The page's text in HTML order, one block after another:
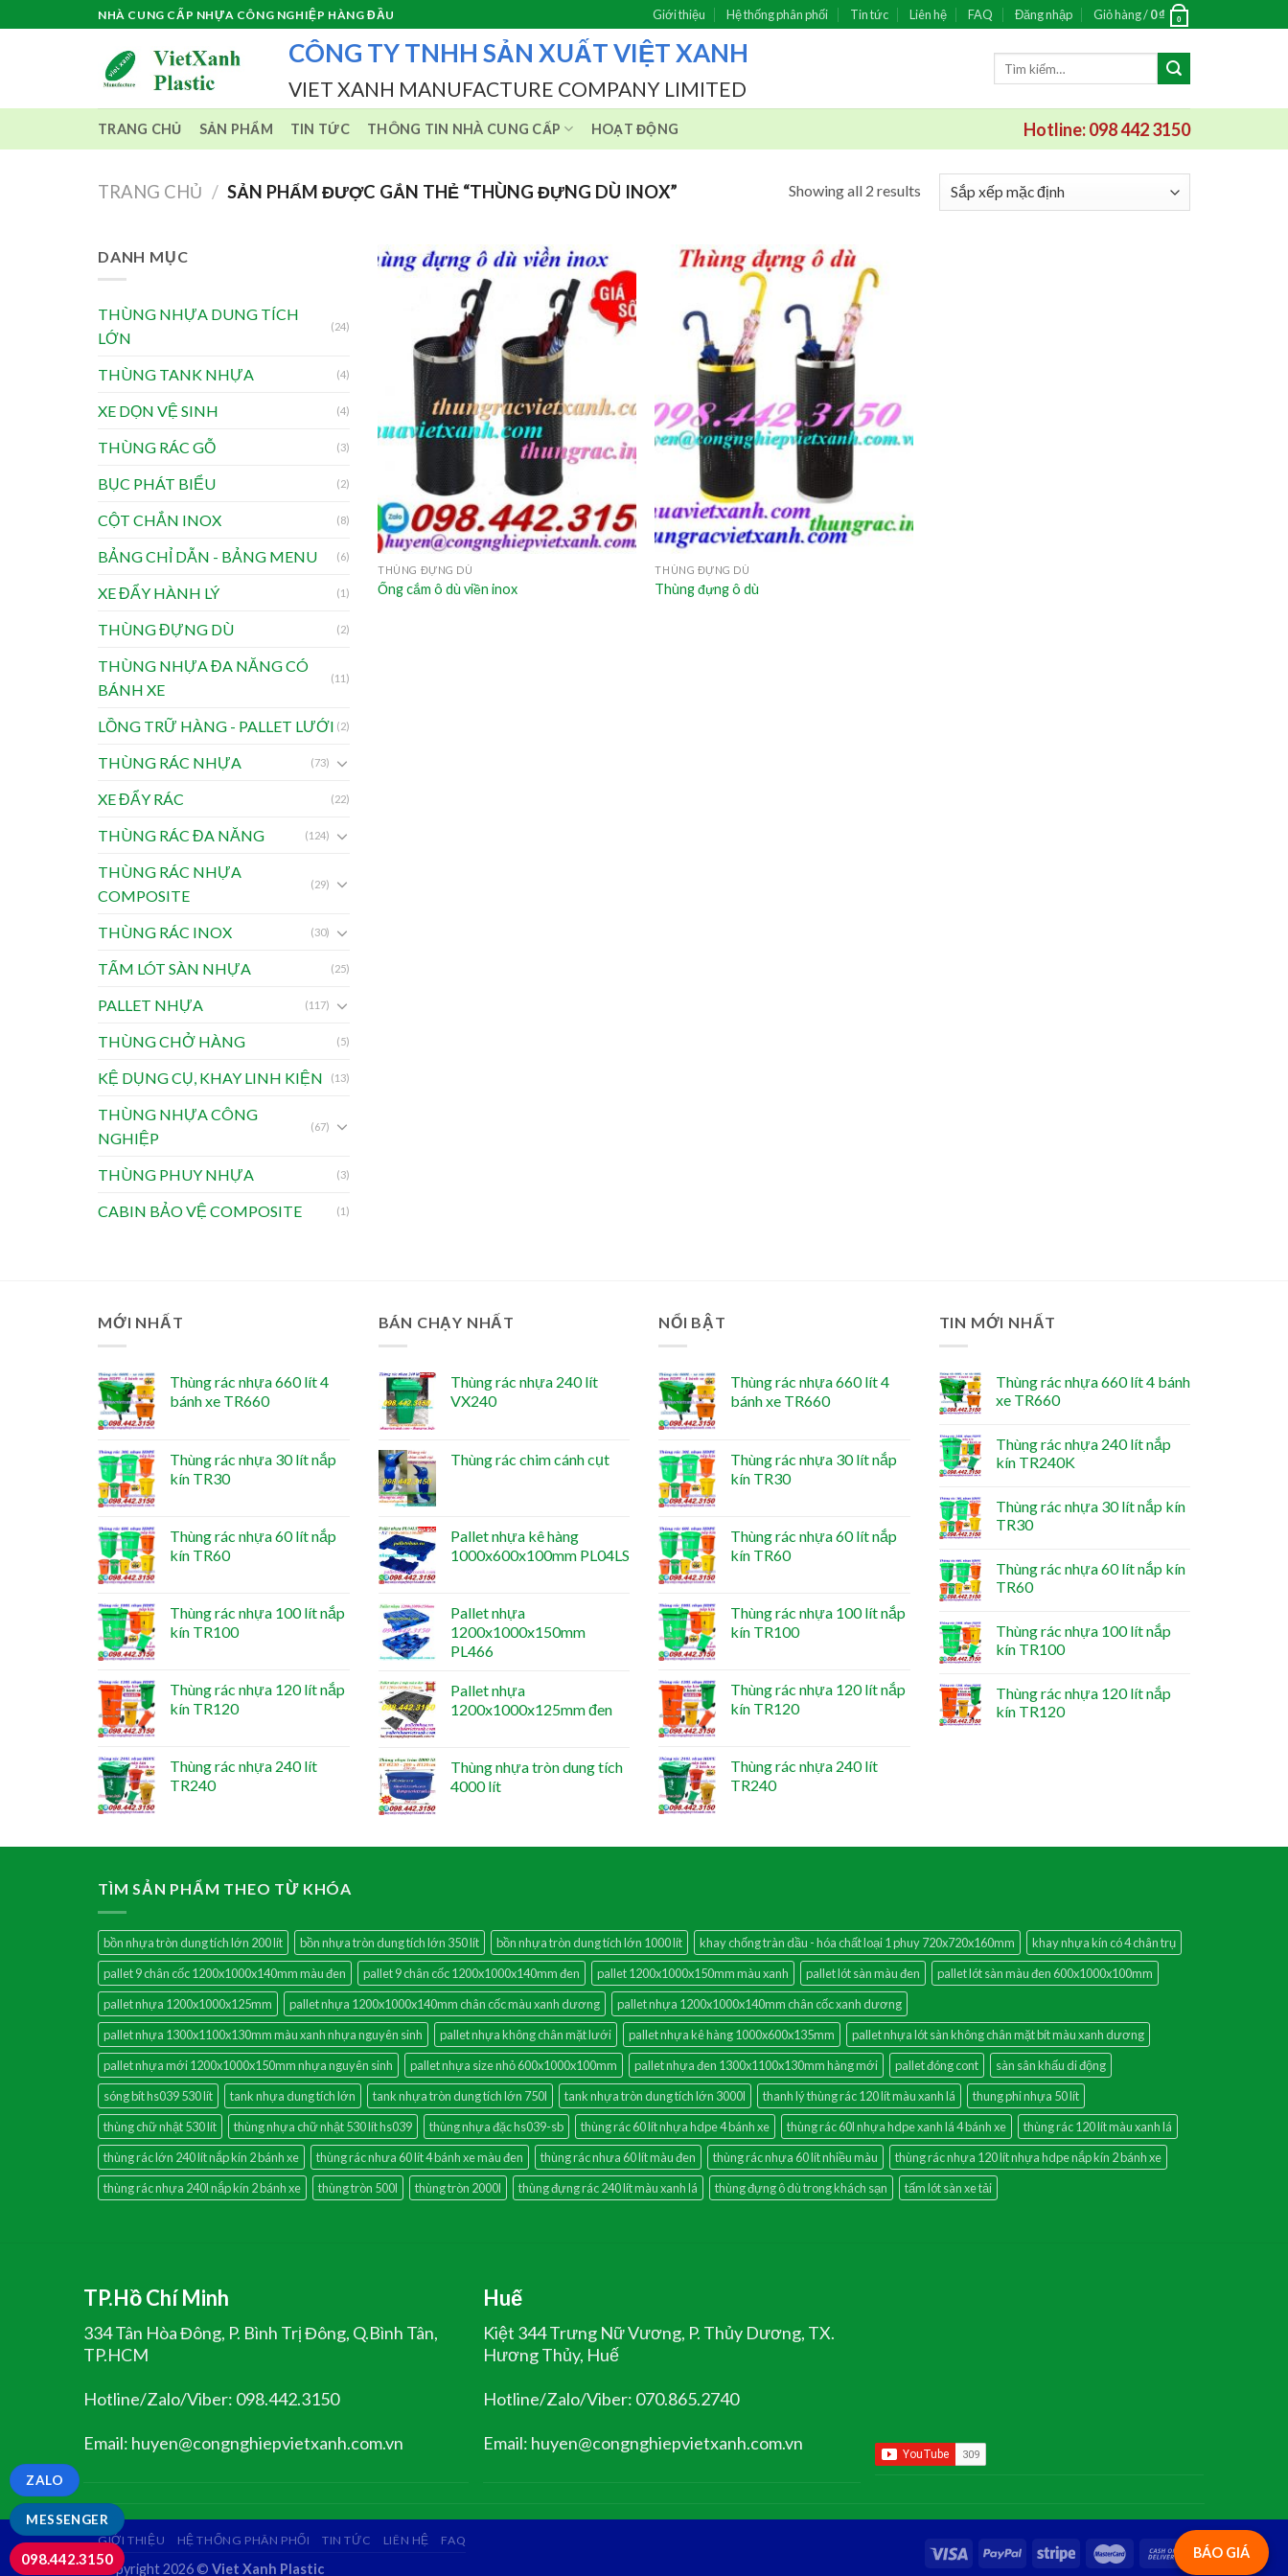
to
NHÀ CUNG CẤP NHỰA CÔNG NGHIỆP HÀNG ĐẦU Giới thiệu Hệ thống phân phối Tin tức Liên hệ FAQ Đăng nhập Giỏ hàng /0₫ 0
CÔNG TY TNHH SẢN XUẤT VIỆT XANH
VIET XANH MANUFACTURE COMPANY LIMITED
TRANG CHỦ SẢN PHẨM TIN TỨC THÔNG TIN NHÀ CUNG CẤP HOẠT ĐỘNG Hotline: 098 442 3150
TRANG CHỦ / SẢN PHẨM ĐƯỢC GẮN THẺ “THÙNG ĐỰNG DÙ INOX” Showing all 2 results
DANH MỤC
THÙNG NHỰA DUNG TÍCH
LỚN
(24)
THÙNG TANK NHỰA (4)
XE DỌN VỆ SINH (4)
THÙNG RÁC GỖ (3)
BỤC PHÁT BIỂU (2)
CỘT CHẮN INOX (8)
BẢNG CHỈ DẪN - BẢNG MENU (6)
XE ĐẨY HÀNH LÝ (1)
THÙNG ĐỰNG DÙ (2)
THÙNG NHỰA ĐA NĂNG CÓ
BÁNH XE
(11)
LỒNG TRỮ HÀNG - PALLET LƯỚI (2)
THÙNG RÁC NHỰA (73)
XE ĐẨY RÁC (22)
THÙNG RÁC ĐA NĂNG (124)
THÙNG RÁC NHỰA
COMPOSITE
(29)
THÙNG RÁC INOX (30)
TẤM LÓT SÀN NHỰA (25)
PALLET NHỰA (117)
THÙNG CHỞ HÀNG (5)
KỆ DỤNG CỤ, KHAY LINH KIỆN (13)
THÙNG NHỰA CÔNG
NGHIỆP
(67)
THÙNG PHUY NHỰA (3)
CABIN BẢO VỆ COMPOSITE (1)
THÙNG ĐỰNG DÙ
Ống cắm ô dù viền inox
THÙNG ĐỰNG DÙ
Thùng đựng ô dù
MỚI NHẤT
Thùng rác nhựa 660 lít 4
bánh xe TR660
Thùng rác nhựa 30 lít nắp
kín TR30
Thùng rác nhựa 60 lít nắp
kín TR60
Thùng rác nhựa 100 lít nắp
kín TR100
Thùng rác nhựa 120 lít nắp
kín TR120
Thùng rác nhựa 240 lít
TR240
BÁN CHẠY NHẤT
Thùng rác nhựa 240 lít
VX240
Thùng rác chim cánh cụt
Pallet nhựa kê hàng
1000x600x100mm PL04LS
Pallet nhựa
1200x1000x150mm
PL466
Pallet nhựa
1200x1000x125mm đen
Thùng nhựa tròn dung tích
4000 lít
NỔI BẬT
Thùng rác nhựa 660 lít 4
bánh xe TR660
Thùng rác nhựa 30 lít nắp
kín TR30
Thùng rác nhựa 60 lít nắp
kín TR60
Thùng rác nhựa 100 lít nắp
kín TR100
Thùng rác nhựa 120 lít nắp
kín TR120
Thùng rác nhựa 240 lít
TR240
TIN MỚI NHẤT
Thùng rác nhựa 660 lít 4 bánh
xe TR660
Thùng rác nhựa 240 lít nắp
kín TR240K
Thùng rác nhựa 30 lít nắp kín
TR30
Thùng rác nhựa 60 lít nắp kín
TR60
Thùng rác nhựa 100 lít nắp
kín TR100
Thùng rác nhựa 120 lít nắp
kín TR120
TÌM SẢN PHẨM THEO TỪ KHÓA
bồn nhựa tròn dung tích lớn 200 lít bồn nhựa tròn dung tích lớn 350 lít bồn nhựa tròn dung tích lớn 1000 lít khay chống tràn dầu - hóa chất loại 1 phuy 720x720x160mm
khay nhựa kín có 4 chân trụ
pallet 9 chân cốc 1200x1000x140mm màu đen
pallet 9 chân cốc 1200x1000x140mm đen pallet 1200x1000x150mm màu xanh pallet lót sàn màu đen
pallet lót sàn màu đen 600x1000x100mm
pallet nhựa 1200x1000x125mm
pallet nhựa 1200x1000x140mm chân cốc màu xanh dương
pallet nhựa 1200x1000x140mm chân cốc xanh dương
pallet nhựa 1300x1100x130mm màu xanh nhựa nguyên sinh
pallet nhựa không chân mặt lưới pallet nhựa kê hàng 1000x600x135mm
pallet nhựa lót sàn không chân mặt bít màu xanh dương
pallet nhựa mới 1200x1000x150mm nhựa nguyên sinh
pallet nhựa size nhỏ 600x1000x100mm pallet nhựa đen 1300x1100x130mm hàng mới pallet đóng cont
sàn sân khấu di động
sóng bít hs039 530 lít
tank nhựa dung tích lớn tank nhựa tròn dung tích lớn 750l tank nhựa tròn dung tích lớn 3000l thanh lý thùng rác 120 lít màu xanh lá
thung phi nhựa 50 lít
thùng chữ nhật 530 lít
thùng nhựa chữ nhật 530 lít hs039 thùng nhựa đặc hs039-sb thùng rác 60 lít nhựa hdpe 4 bánh xe thùng rác 60l nhựa hdpe xanh lá 4 bánh xe
thùng rác 120 lít màu xanh lá
thùng rác lớn 240 lít nắp kín 2 bánh xe
thùng rác nhưa 60 lít 4 bánh xe màu đen thùng rác nhưa 60 lít màu đen thùng rác nhựa 60 lít nhiều màu
thùng rác nhựa 120 lít nhựa hdpe nắp kín 2 bánh xe
thùng rác nhựa 240l nắp kín 2 bánh xe
thùng tròn 500l thùng tròn 2000l thùng đựng rác 240 lít màu xanh lá thùng đựng ô dù trong khách sạn tấm lót sàn xe tải
TP.Hồ Chí Minh
334 Tân Hòa Đông, P. Bình Trị Đông, Q.Bình Tân,
TP.HCM
Hotline/Zalo/Viber: 098.442.3150
Email: huyen@congnghiepvietxanh.com.vn
Huế
Kiệt 344 Trưng Nữ Vương, P. Thủy Dương, TX.
Hương Thủy, Huế
Hotline/Zalo/Viber: 070.865.2740
Email: huyen@congnghiepvietxanh.com.vn
BÁO GIÁ
GIỚI THIỆU HỆ THỐNG PHÂN PHỐI TIN TỨC LIÊN HỆ FAQ
Copyright 2026 © Viet Xanh Plastic
MESSENGER
ZALO
098.442.3150